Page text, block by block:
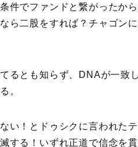
件でファンドと繋がったか
ら二股をすれば？チャゴン
るとも知らず、DNAが一致
。
い！とドゥシクに言われた
する！いずれ正道で信念を